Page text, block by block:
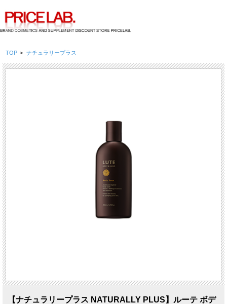
TOP > ナチュラリープラス
【ナチュラリープラス NATURALLY PLUS】ルーテ ボデ